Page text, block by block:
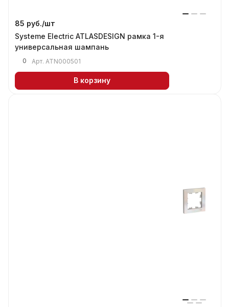
85 руб./шт
Systeme Electric ATLASDESIGN рамка 1-я
универсальная шампань
0 Арт. ATN000501
В корзину